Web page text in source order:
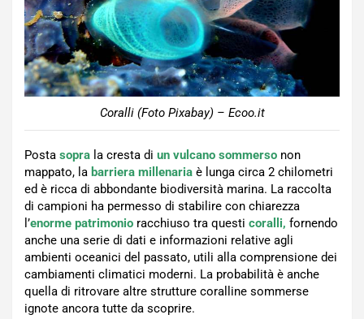
Coralli (Foto Pixabay) – Ecoo.it
Posta sopra la cresta di un vulcano sommerso non
mappato, la barriera millenaria è lunga circa 2 chilometri
ed è ricca di abbondante biodiversità marina. La raccolta
di campioni ha permesso di stabilire con chiarezza
l’enorme patrimonio racchiuso tra questi coralli, fornendo
anche una serie di dati e informazioni relative agli
ambienti oceanici del passato, utili alla comprensione dei
cambiamenti climatici moderni. La probabilità è anche
quella di ritrovare altre strutture coralline sommerse
ignote ancora tutte da scoprire.